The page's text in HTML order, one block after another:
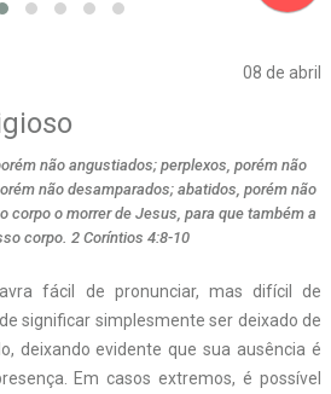
08 de abril
não angustiados; perplexos, porém não
não desamparados; abatidos, porém não
corpo o morrer de Jesus, para que também a
corpo. 2 Coríntios 4:8-10
fácil de pronunciar, mas difícil de
significar simplesmente ser deixado de
deixando evidente que sua ausência é
Em casos extremos, é possível